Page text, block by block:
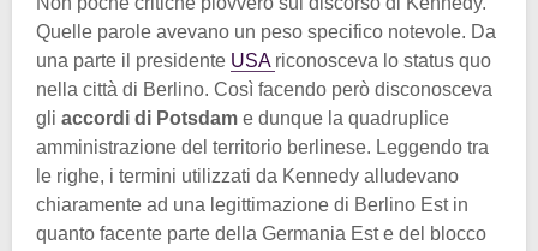
Quelle parole avevano un peso specifico notevole. Da
una parte il presidente USA riconosceva lo status quo
nella città di Berlino. Così facendo però disconosceva
gli accordi di Potsdam e dunque la quadruplice
amministrazione del territorio berlinese. Leggendo tra
le righe, i termini utilizzati da Kennedy alludevano
chiaramente ad una legittimazione di Berlino Est in
quanto facente parte della Germania Est e del blocco